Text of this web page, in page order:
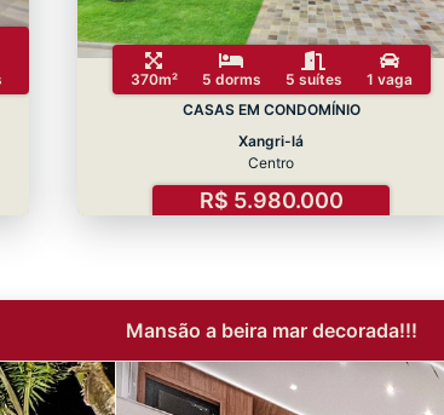
370m² 5 dorms 5 suítes
1 vaga
CASAS EM CONDOMÍNIO
Xangri-lá
Centro
R$ 5.980.000
Mansão a beira mar decorada!!!